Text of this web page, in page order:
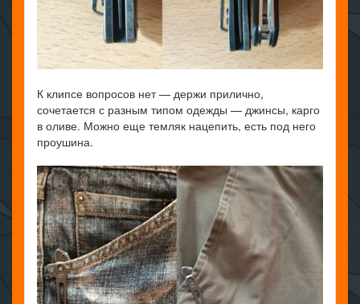
К клипсе вопросов нет — держи прилично,
сочетается с разным типом одежды — джинсы, карго
в оливе. Можно еще темляк нацепить, есть под него
проушина.